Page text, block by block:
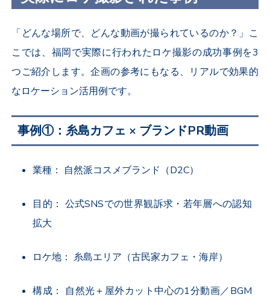
「どんな場所で、どんな動画が撮られているのか？」こ
こでは、福岡で実際に行われたロケ撮影の成功事例を3
つご紹介します。企画の参考にもなる、リアルで効果的
なロケーション活用例です。
事例①：糸島カフェ × ブランドPR動画
業種： 自然派コスメブランド（D2C）
目的： 公式SNSでの世界観訴求・若年層への認知
拡大
ロケ地： 糸島エリア（古民家カフェ・海岸）
構成： 自然光＋屋外カット中心の1分動画／BGM